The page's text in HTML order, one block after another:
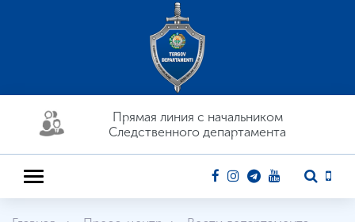
Прямая линия c начальником
Следственного департамента